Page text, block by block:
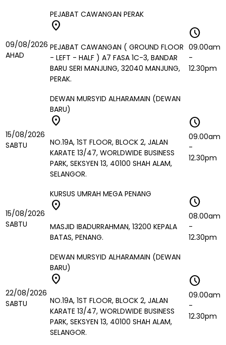
09/08/2026
AHAD
PEJABAT CAWANGAN PERAK
location_on
PEJABAT CAWANGAN ( GROUND FLOOR
- LEFT - HALF ) A7 FASA 1C-3, BANDAR
BARU SERI MANJUNG, 32040 MANJUNG,
PERAK.
schedule
09.00am
-
12.30pm
15/08/2026
SABTU
DEWAN MURSYID ALHARAMAIN (DEWAN
BARU)
location_on
NO.19A, 1ST FLOOR, BLOCK 2, JALAN
KARATE 13/47, WORLDWIDE BUSINESS
PARK, SEKSYEN 13, 40100 SHAH ALAM,
SELANGOR.
schedule
09.00am
-
12.30pm
15/08/2026
SABTU
KURSUS UMRAH MEGA PENANG
location_on
MASJID IBADURRAHMAN, 13200 KEPALA
BATAS, PENANG.
schedule
08.00am
-
12.30pm
22/08/2026
SABTU
DEWAN MURSYID ALHARAMAIN (DEWAN
BARU)
location_on
NO.19A, 1ST FLOOR, BLOCK 2, JALAN
KARATE 13/47, WORLDWIDE BUSINESS
PARK, SEKSYEN 13, 40100 SHAH ALAM,
SELANGOR.
schedule
09.00am
-
12.30pm